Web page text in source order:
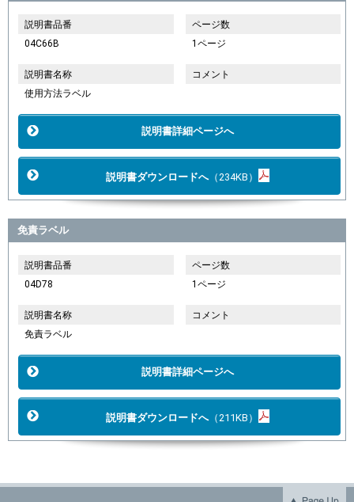
説明書品番
04C66B
ページ数
1ページ
説明書名称
使用方法ラベル
コメント
説明書詳細ページへ
説明書ダウンロードへ（234KB）
免責ラベル
説明書品番
04D78
ページ数
1ページ
説明書名称
免責ラベル
コメント
説明書詳細ページへ
説明書ダウンロードへ（211KB）